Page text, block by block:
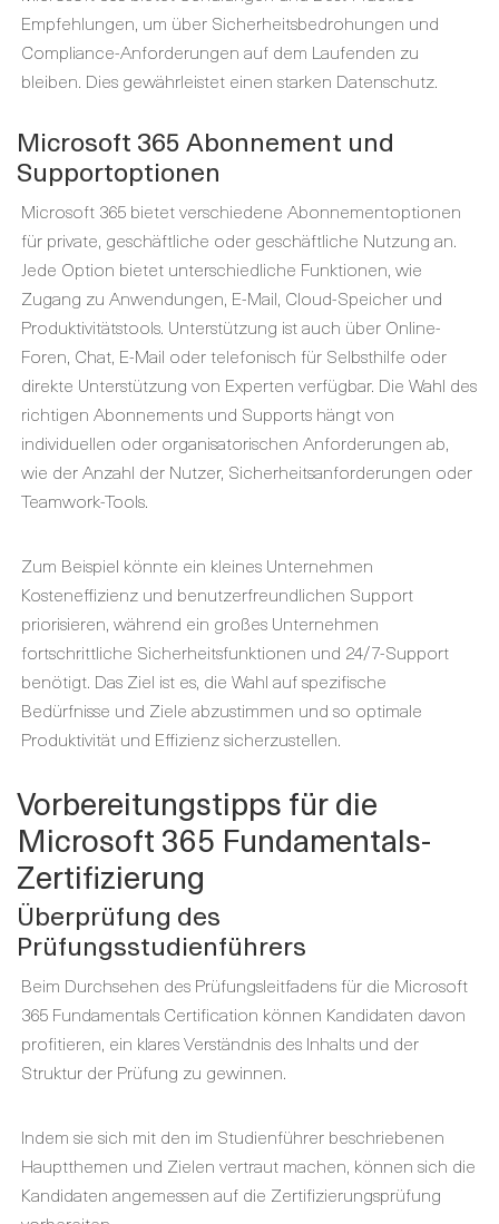
Empfehlungen, um über Sicherheitsbedrohungen und
Compliance-Anforderungen auf dem Laufenden zu
bleiben. Dies gewährleistet einen starken Datenschutz.
Microsoft 365 Abonnement und
Supportoptionen
Microsoft 365 bietet verschiedene Abonnementoptionen
für private, geschäftliche oder geschäftliche Nutzung an.
Jede Option bietet unterschiedliche Funktionen, wie
Zugang zu Anwendungen, E-Mail, Cloud-Speicher und
Produktivitätstools. Unterstützung ist auch über Online-
Foren, Chat, E-Mail oder telefonisch für Selbsthilfe oder
direkte Unterstützung von Experten verfügbar. Die Wahl des
richtigen Abonnements und Supports hängt von
individuellen oder organisatorischen Anforderungen ab,
wie der Anzahl der Nutzer, Sicherheitsanforderungen oder
Teamwork-Tools.
Zum Beispiel könnte ein kleines Unternehmen
Kosteneffizienz und benutzerfreundlichen Support
priorisieren, während ein großes Unternehmen
fortschrittliche Sicherheitsfunktionen und 24/7-Support
benötigt. Das Ziel ist es, die Wahl auf spezifische
Bedürfnisse und Ziele abzustimmen und so optimale
Produktivität und Effizienz sicherzustellen.
Vorbereitungstipps für die
Microsoft 365 Fundamentals-
Zertifizierung
Überprüfung des
Prüfungsstudienführers
Beim Durchsehen des Prüfungsleitfadens für die Microsoft
365 Fundamentals Certification können Kandidaten davon
profitieren, ein klares Verständnis des Inhalts und der
Struktur der Prüfung zu gewinnen.
Indem sie sich mit den im Studienführer beschriebenen
Hauptthemen und Zielen vertraut machen, können sich die
Kandidaten angemessen auf die Zertifizierungsprüfung